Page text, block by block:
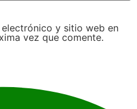
y sitio web en
vez que comente.